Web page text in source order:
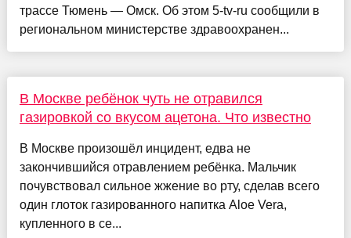
трассе Тюмень — Омск. Об этом 5-tv-ru сообщили в
региональном министерстве здравоохранен...
В Москве ребёнок чуть не отравился
газировкой со вкусом ацетона. Что известно
В Москве произошёл инцидент, едва не
закончившийся отравлением ребёнка. Мальчик
почувствовал сильное жжение во рту, сделав всего
один глоток газированного напитка Aloe Vera,
купленного в се...